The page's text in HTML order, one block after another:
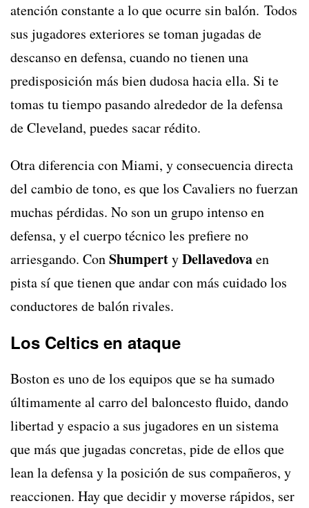
atención constante a lo que ocurre sin balón. Todos
sus jugadores exteriores se toman jugadas de
descanso en defensa, cuando no tienen una
predisposición más bien dudosa hacia ella. Si te
tomas tu tiempo pasando alrededor de la defensa
de Cleveland, puedes sacar rédito.
Otra diferencia con Miami, y consecuencia directa
del cambio de tono, es que los Cavaliers no fuerzan
muchas pérdidas. No son un grupo intenso en
defensa, y el cuerpo técnico les prefiere no
arriesgando. ConShumpertyDellavedovaen
pista sí que tienen que andar con más cuidado los
conductores de balón rivales.
Los Celtics en ataque
Boston es uno de los equipos que se ha sumado
últimamente al carro del baloncesto fluido, dando
libertad y espacio a sus jugadores en un sistema
que más que jugadas concretas, pide de ellos que
lean la defensa y la posición de sus compañeros, y
reaccionen. Hay que decidir y moverse rápidos, ser